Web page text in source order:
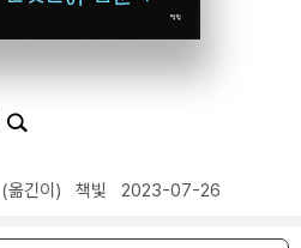
(옮긴이) 책빛 2023-07-26